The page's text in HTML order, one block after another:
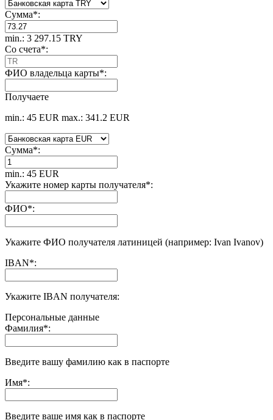
Сумма*:
min.: 3 297.15 TRY
Со счета*:
ФИО владельца карты*:
Получаете
min.: 45 EUR max.: 341.2 EUR
Сумма*:
min.: 45 EUR
Укажите номер карты получателя*:
ФИО*:
Укажите ФИО получателя латиницей (например: Ivan Ivanov)
IBAN*:
Укажите IBAN получателя:
Персональные данные
Фамилия*:
Введите вашу фамилию как в паспорте
Имя*:
Введите ваше имя как в паспорте